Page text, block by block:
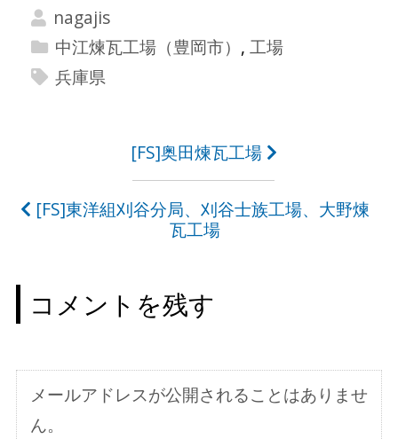
nagajis
中江煉瓦工場（豊岡市） , 工場
兵庫県
ナ
ゲ
ー
ョ
ン
[FS]奥田煉瓦工場
[FS]東洋組刈谷分局、刈谷士族工場、大野煉
瓦工場
コメントを残す
メールアドレスが公開されることはありませ
ん。